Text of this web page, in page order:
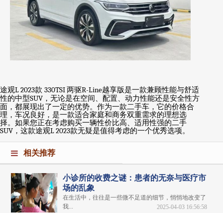
途观L 2023款 330TSI两驱R-Line越享版是一款兼顾性能与舒适
性的中型SUV ，无论是在空间、配置、动力性能还是安全性方
面，都展现出了一定的优势。作为一款二手车，它的价格合
理，车况良好，是一款适合家庭和商务双重需求的理想选
择。如果您正在考虑购买一辆性价比高、适用性强的二手
SUV ，这款途观L 2023款无疑是值得考虑的一个优秀选项。
相关推荐
小诊所的收费之谜：患者的无奈与医疗市
场的乱象
在生活中，往往是一些微不足道的细节，悄悄地改变了
我...
2025-04-03 16:56:58